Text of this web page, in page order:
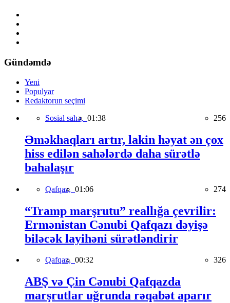
Gündəmdə
Yeni
Populyar
Redaktorun seçimi
Sosial sahə, 01:38 256
Əməkhaqları artır, lakin həyat ən çox
hiss edilən sahələrdə daha sürətlə
bahalaşır
Qafqaz, 01:06 274
“Tramp marşrutu” reallığa çevrilir:
Ermənistan Cənubi Qafqazı dəyişə
biləcək layihəni sürətləndirir
Qafqaz, 00:32 326
ABŞ və Çin Cənubi Qafqazda
marşrutlar uğrunda rəqabət aparır